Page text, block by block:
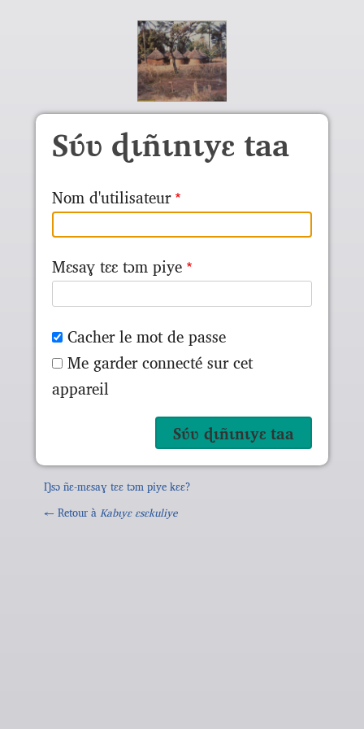
Sʋ́ʋ ɖɩñɩnɩyɛ taa
Nom d'utilisateur
Mɛsaɣ tɛɛ tɔm piye
Cacher le mot de passe
Me garder connecté sur cet
appareil
Ŋsɔ ñɛ-mɛsaɣ tɛɛ tɔm piye kɛɛ?
← Retour à Kabɩyɛ ɛsɛkuliye